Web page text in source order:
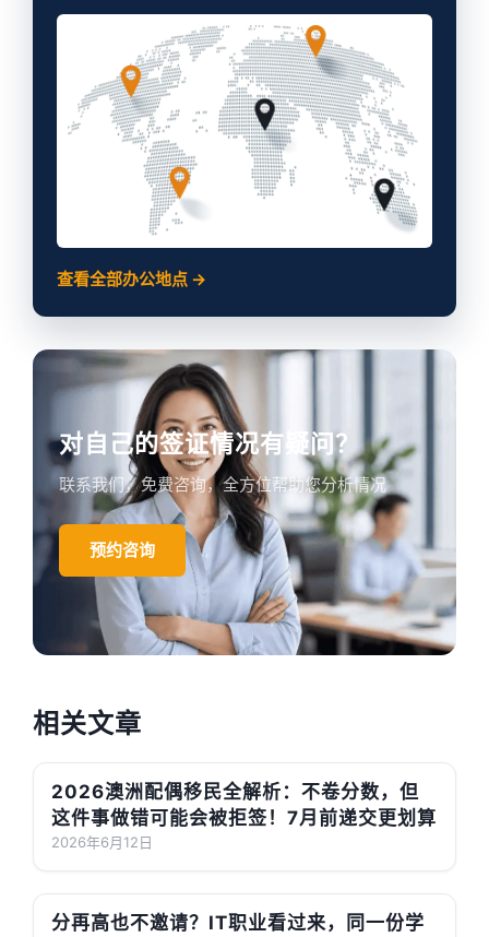
查看全部办公地点 →
对自己的签证情况有疑问？
联系我们，免费咨询，全方位帮助您分析情况
预约咨询
相关文章
2026澳洲配偶移民全解析：不卷分数，但
这件事做错可能会被拒签！7月前递交更划算
2026年6月12日
分再高也不邀请？IT职业看过来，同一份学